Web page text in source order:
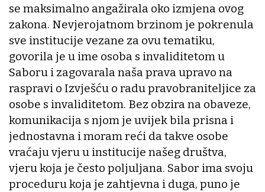
se maksimalno angažirala oko izmjena ovog
zakona. Nevjerojatnom brzinom je pokrenula
sve institucije vezane za ovu tematiku,
govorila je u ime osoba s invaliditetom u
Saboru i zagovarala naša prava upravo na
raspravi o Izvješću o radu pravobraniteljice za
osobe s invaliditetom. Bez obzira na obaveze,
komunikacija s njom je uvijek bila prisna i
jednostavna i moram reći da takve osobe
vraćaju vjeru u institucije našeg društva,
vjeru koja je često poljuljana. Sabor ima svoju
proceduru koja je zahtjevna i duga, puno je